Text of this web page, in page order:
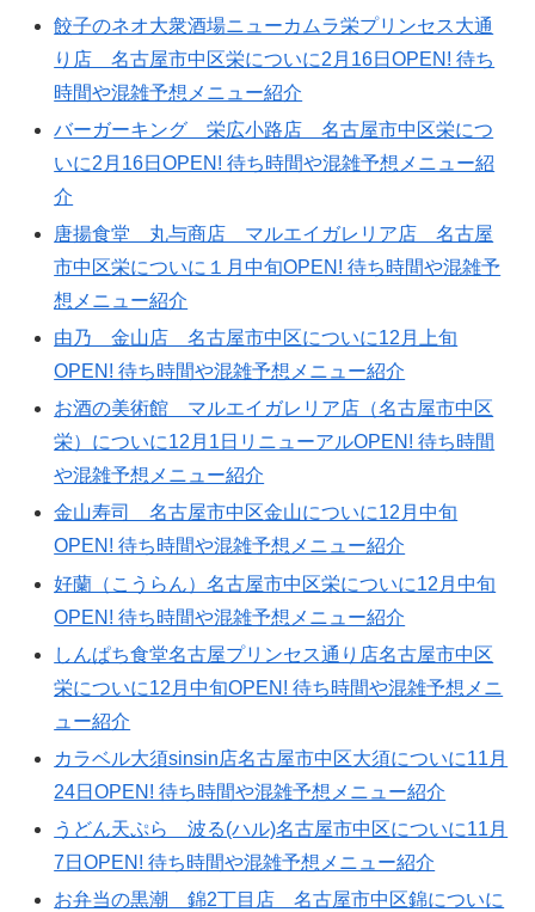
餃子のネオ大衆酒場ニューカムラ栄プリンセス大通
り店 名古屋市中区栄についに2月16日OPEN! 待ち
時間や混雑予想メニュー紹介
バーガーキング 栄広小路店 名古屋市中区栄につ
いに2月16日OPEN! 待ち時間や混雑予想メニュー紹
介
唐揚食堂 丸与商店 マルエイガレリア店 名古屋
市中区栄についに１月中旬OPEN! 待ち時間や混雑予
想メニュー紹介
由乃 金山店 名古屋市中区についに12月上旬
OPEN! 待ち時間や混雑予想メニュー紹介
お酒の美術館 マルエイガレリア店（名古屋市中区
栄）についに12月1日リニューアルOPEN! 待ち時間
や混雑予想メニュー紹介
金山寿司 名古屋市中区金山についに12月中旬
OPEN! 待ち時間や混雑予想メニュー紹介
好蘭（こうらん）名古屋市中区栄についに12月中旬
OPEN! 待ち時間や混雑予想メニュー紹介
しんぱち食堂名古屋プリンセス通り店名古屋市中区
栄についに12月中旬OPEN! 待ち時間や混雑予想メニ
ュー紹介
カラベル大須sinsin店名古屋市中区大須についに11月
24日OPEN! 待ち時間や混雑予想メニュー紹介
うどん天ぷら 波る(ハル)名古屋市中区についに11月
7日OPEN! 待ち時間や混雑予想メニュー紹介
お弁当の黒潮 錦2丁目店 名古屋市中区錦についに